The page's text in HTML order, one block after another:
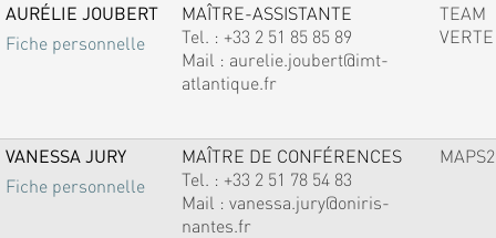
AURÉLIE JOUBERT
Fiche personnelle
MAÎTRE-ASSISTANTE
Tel. : +33 2 51 85 85 89
Mail : aurelie.joubert@imt-
atlantique.fr
TEAM
VERTE
VANESSA JURY
Fiche personnelle
MAÎTRE DE CONFÉRENCES
Tel. : +33 2 51 78 54 83
Mail : vanessa.jury@oniris-
nantes.fr
MAPS2